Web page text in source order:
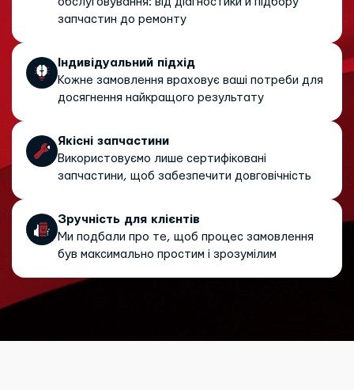
запчастин до ремонту
Індивідуальний підхід
Кожне замовлення враховує ваші потреби для
досягнення найкращого результату
Якісні запчастини
Використовуємо лише сертифіковані
запчастини, щоб забезпечити довговічність
Зручність для клієнтів
Ми подбали про те, щоб процес замовлення
був максимально простим і зрозумілим